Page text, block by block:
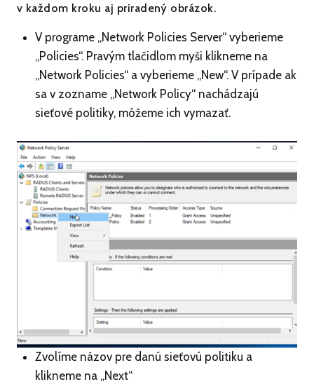
v každom kroku aj priradený obrázok.
V programe „Network Policies Server“ vyberieme
„Policies“. Pravým tlačidlom myši klikneme na
„Network Policies“ a vyberieme „New“. V prípade ak
sa v zozname „Network Policy“ nachádzajú
sieťové politiky, môžeme ich vymazať.
Zvolíme názov pre danú sieťovú politiku a
klikneme na „Next“